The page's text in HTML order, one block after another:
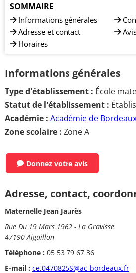
SOMMAIRE
Informations générales
Adresse et contact
Horaires
Informations générales
Type d'établissement : École
Statut de l'établissement :
Académie : Académie de Bordeaux
Zone scolaire : Zone A
Donnez votre avis
Adresse, contact,
Maternelle Jean Jaurès
Rue Du 19 Mars 1962 - La Gravisse
47190 Aiguillon
Téléphone : 05 53 79 67 36
E-mail : ce.0470825S@ac-bordeaux.fr